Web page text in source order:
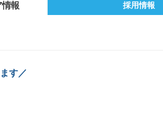
報 採用情報
す／